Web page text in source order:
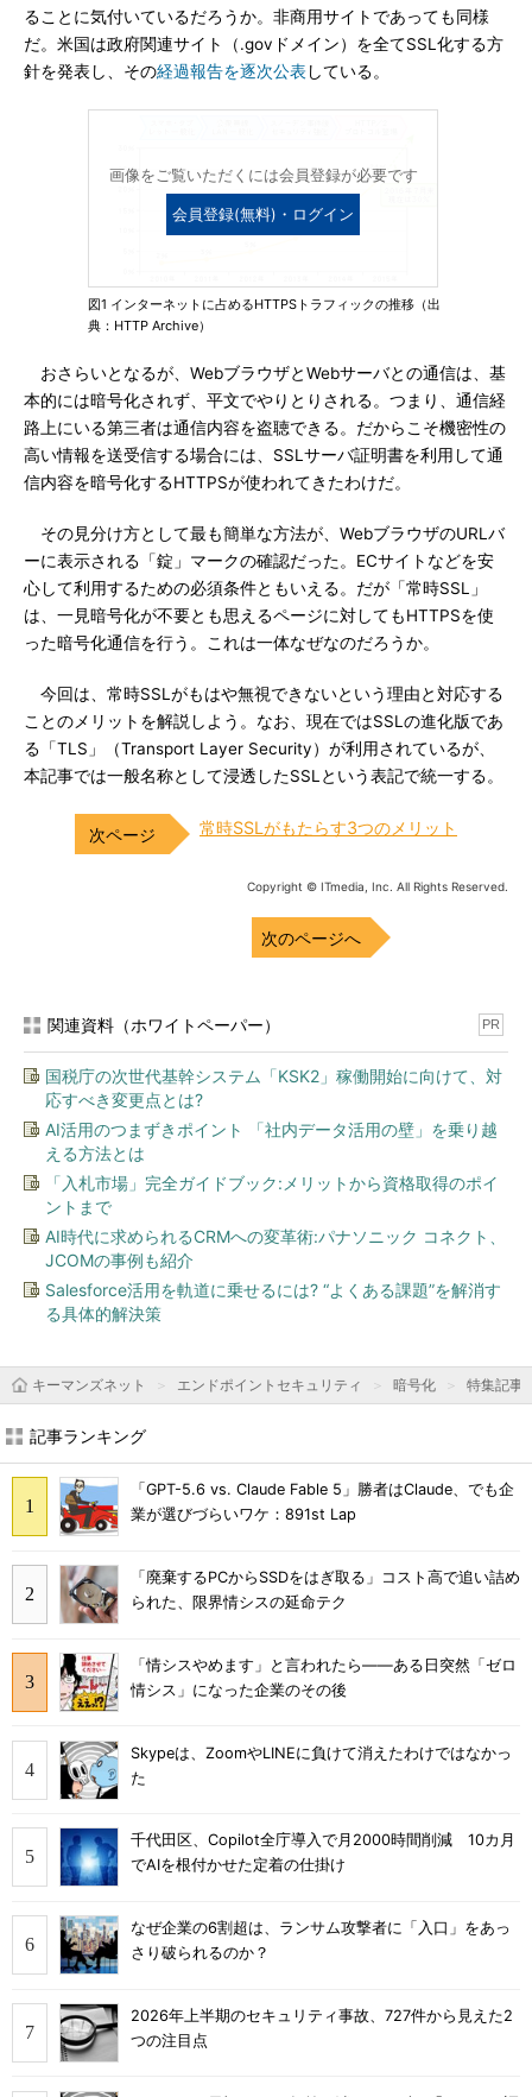
ることに気付いているだろうか。非商用サイトであっても同様
だ。米国は政府関連サイト（.govドメイン）を全てSSL化する方
針を発表し、その経過報告を逐次公表している。
画像をご覧いただくには会員登録が必要です
会員登録(無料)・ログイン
図1 インターネットに占めるHTTPSトラフィックの推移（出
典：HTTP Archive）
おさらいとなるが、WebブラウザとWebサーバとの通信は、基
本的には暗号化されず、平文でやりとりされる。つまり、通信経
路上にいる第三者は通信内容を盗聴できる。だからこそ機密性の
高い情報を送受信する場合には、SSLサーバ証明書を利用して通
信内容を暗号化するHTTPSが使われてきたわけだ。
その見分け方として最も簡単な方法が、WebブラウザのURLバ
ーに表示される「錠」マークの確認だった。ECサイトなどを安
心して利用するための必須条件ともいえる。だが「常時SSL」
は、一見暗号化が不要とも思えるページに対してもHTTPSを使
った暗号化通信を行う。これは一体なぜなのだろうか。
今回は、常時SSLがもはや無視できないという理由と対応する
ことのメリットを解説しよう。なお、現在ではSSLの進化版であ
る「TLS」（Transport Layer Security）が利用されているが、
本記事では一般名称として浸透したSSLという表記で統一する。
常時SSLがもたらす3つのメリット
Copyright © ITmedia, Inc. All Rights Reserved.
次のページへ
関連資料（ホワイトペーパー） PR
国税庁の次世代基幹システム「KSK2」稼働開始に向けて、対
応すべき変更点とは?
AI活用のつまずきポイント 「社内データ活用の壁」を乗り越
える方法とは
「入札市場」完全ガイドブック:メリットから資格取得のポイ
ントまで
AI時代に求められるCRMへの変革術:パナソニック コネクト、
JCOMの事例も紹介
Salesforce活用を軌道に乗せるには? “よくある課題”を解消す
る具体的解決策
キーマンズネット エンドポイントセキュリティ 暗号化 特集記事
記事ランキング
「GPT-5.6 vs. Claude Fable 5」勝者はClaude、でも企
業が選びづらいワケ：891st Lap
「廃棄するPCからSSDをはぎ取る」コスト高で追い詰め
られた、限界情シスの延命テク
「情シスやめます」と言われたら――ある日突然「ゼロ
情シス」になった企業のその後
Skypeは、ZoomやLINEに負けて消えたわけではなかっ
た
千代田区、Copilot全庁導入で月2000時間削減 10カ月
でAIを根付かせた定着の仕掛け
なぜ企業の6割超は、ランサム攻撃者に「入口」をあっ
さり破られるのか？
2026年上半期のセキュリティ事故、727件から見えた2
つの注目点